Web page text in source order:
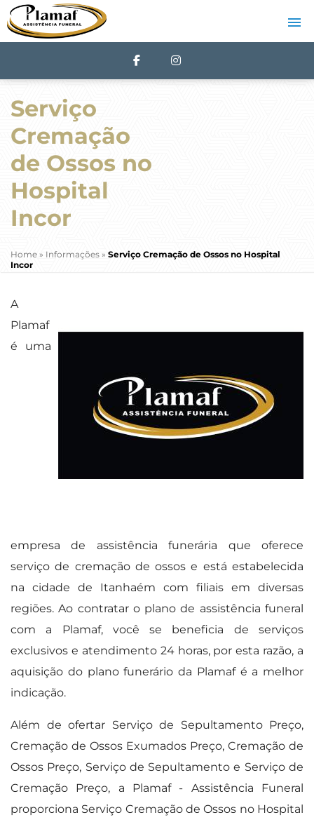
Serviço
Cremação
de Ossos no
Hospital
Incor
Home » Informações » Serviço Cremação de Ossos no Hospital
Incor
A
Plamaf
é uma
empresa de assistência funerária que oferece
serviço de cremação de ossos e está estabelecida
na cidade de Itanhaém com filiais em diversas
regiões. Ao contratar o plano de assistência funeral
com a Plamaf, você se beneficia de serviços
exclusivos e atendimento 24 horas, por esta razão, a
aquisição do plano funerário da Plamaf é a melhor
indicação.
Além de ofertar Serviço de Sepultamento Preço,
Cremação de Ossos Exumados Preço, Cremação de
Ossos Preço, Serviço de Sepultamento e Serviço de
Cremação Preço, a Plamaf - Assistência Funeral
proporciona Serviço Cremação de Ossos no Hospital